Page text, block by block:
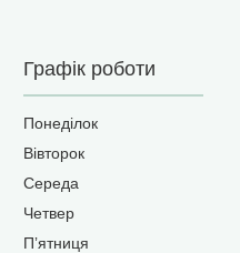
Графік роботи
Понеділок
Вівторок
Середа
Четвер
Пʼятниця